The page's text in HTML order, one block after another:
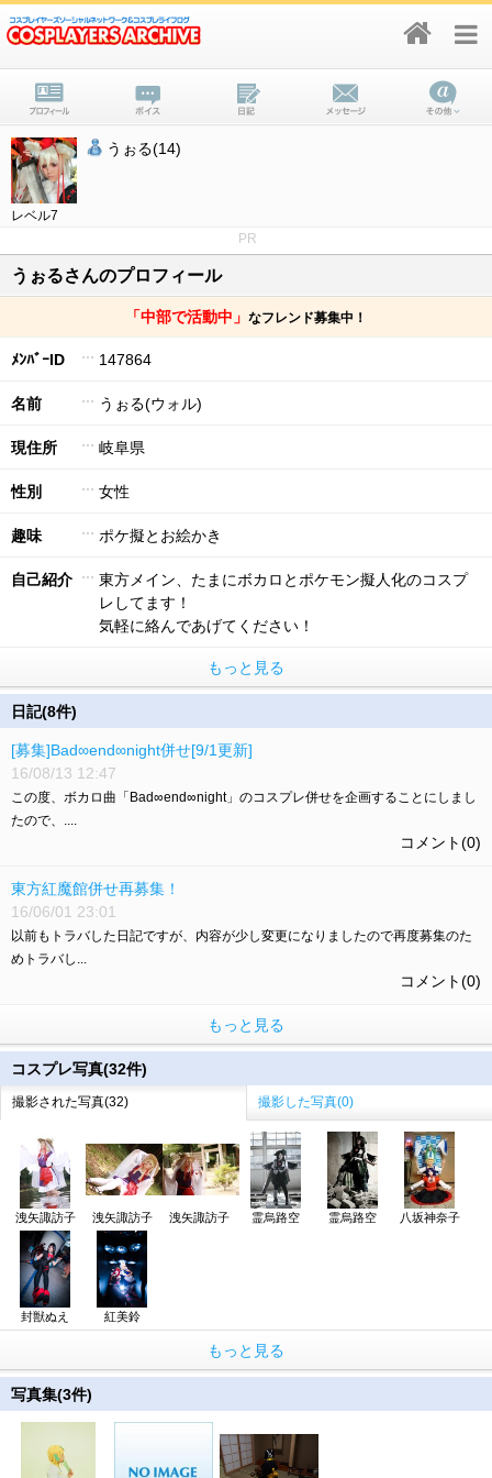
レベル7
うぉる(14)
PR
うぉるさんのプロフィール
「中部で活動中」 なフレンド募集中！
ﾒﾝﾊﾞｰID 147864
名前 うぉる(ウォル)
現住所 岐阜県
性別 女性
趣味 ポケ擬とお絵かき
自己紹介
東方メイン、たまにボカロとポケモン擬人化のコスプ
レしてます！
気軽に絡んであげてください！
もっと見る
日記(8件)
[募集]Bad∞end∞night併せ[9/1更新]
16/08/13 12:47
この度、ボカロ曲「Bad∞end∞night」のコスプレ併せを企画することにしまし
たので、....
コメント(0)
東方紅魔館併せ再募集！
16/06/01 23:01
以前もトラバした日記ですが、内容が少し変更になりましたので再度募集のた
めトラバし...
コメント(0)
もっと見る
コスプレ写真(32件)
撮影された写真(32) 撮影した写真(0)
洩矢諏訪子 洩矢諏訪子 洩矢諏訪子 霊烏路空 霊烏路空 八坂神奈子
封獣ぬえ 紅美鈴
もっと見る
写真集(3件)